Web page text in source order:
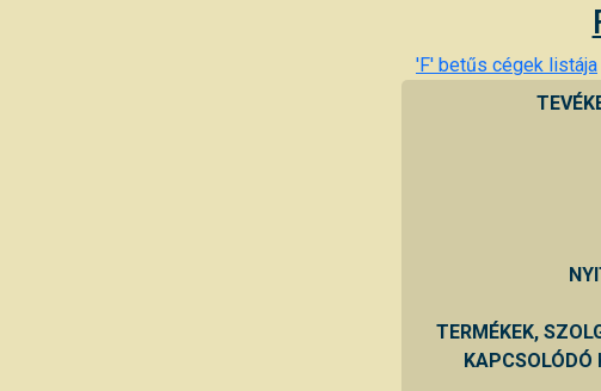
'F' betűs cégek listája
TERMÉKEK,
KAPCSOLÓDÓ